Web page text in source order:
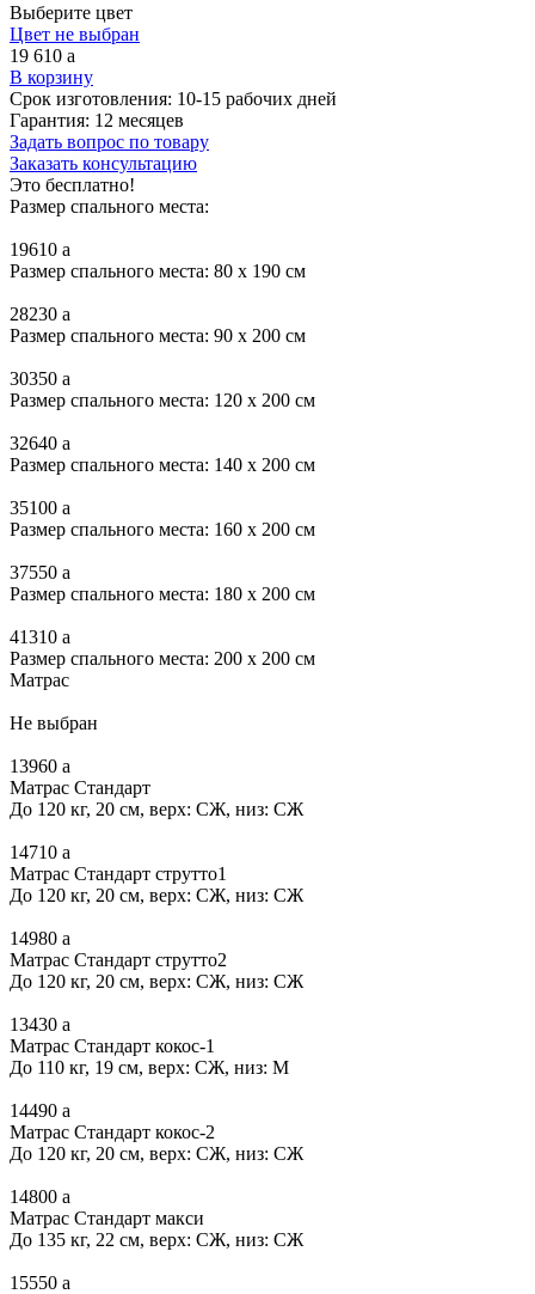
Выберите цвет
Цвет не выбран
19 610 a
В корзину
Срок изготовления: 10-15 рабочих дней
Гарантия: 12 месяцев
Задать вопрос по товару
Заказать консультацию
Это бесплатно!
Размер спального места:
19610 a
Размер спального места: 80 x 190 см
28230 a
Размер спального места: 90 x 200 см
30350 a
Размер спального места: 120 x 200 см
32640 a
Размер спального места: 140 x 200 см
35100 a
Размер спального места: 160 x 200 см
37550 a
Размер спального места: 180 x 200 см
41310 a
Размер спального места: 200 x 200 см
Матрас
Не выбран
13960 a
Матрас Стандарт
До 120 кг, 20 см, верх: СЖ, низ: СЖ
14710 a
Матрас Стандарт струтто1
До 120 кг, 20 см, верх: СЖ, низ: СЖ
14980 a
Матрас Стандарт струтто2
До 120 кг, 20 см, верх: СЖ, низ: СЖ
13430 a
Матрас Стандарт кокос-1
До 110 кг, 19 см, верх: СЖ, низ: М
14490 a
Матрас Стандарт кокос-2
До 120 кг, 20 см, верх: СЖ, низ: СЖ
14800 a
Матрас Стандарт макси
До 135 кг, 22 см, верх: СЖ, низ: СЖ
15550 a